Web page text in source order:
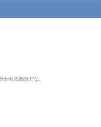
かれる部分だな。